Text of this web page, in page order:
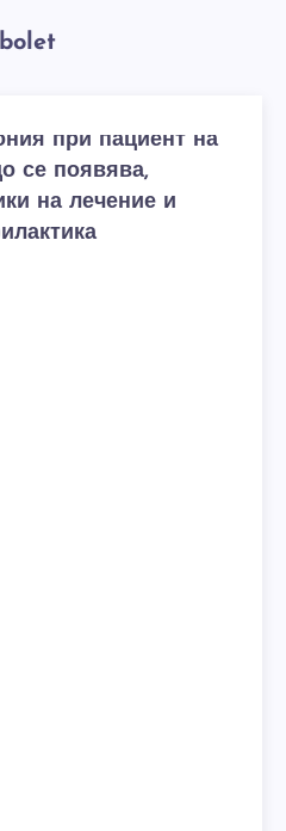
при пациент на
се появява,
на лечение и